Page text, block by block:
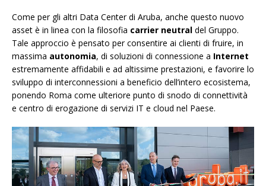
Come per gli altri Data Center di Aruba, anche questo nuovo
asset è in linea con la filosofia carrier neutral del Gruppo.
Tale approccio è pensato per consentire ai clienti di fruire, in
massima autonomia, di soluzioni di connessione a Internet
estremamente affidabili e ad altissime prestazioni, e favorire lo
sviluppo di interconnessioni a beneficio dell’intero ecosistema,
ponendo Roma come ulteriore punto di snodo di connettività
e centro di erogazione di servizi IT e cloud nel Paese.